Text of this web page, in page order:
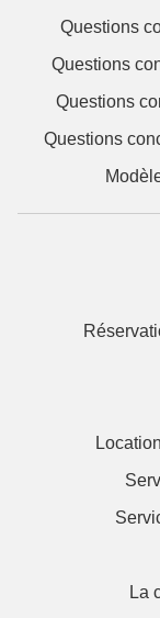
Questions
Questions
Questions
Questions
La